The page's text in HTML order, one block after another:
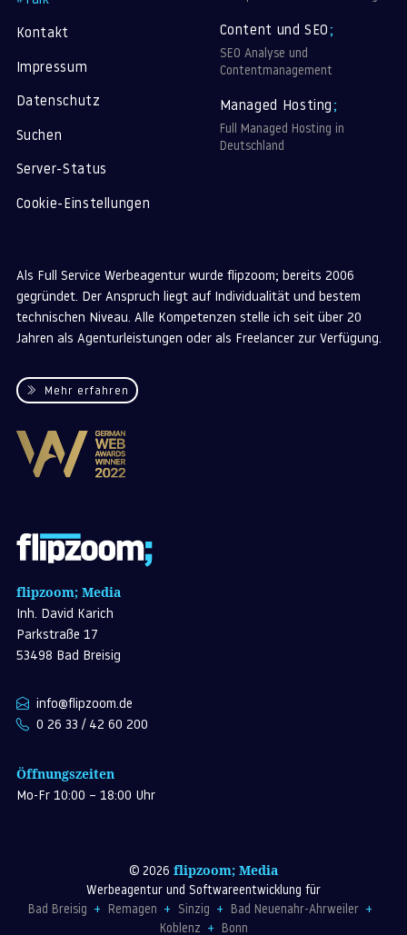
Als Full Service Werbeagentur wurde flipzoom; bereits 2006
gegründet. Der Anspruch liegt auf Individualität und bestem
technischen Niveau. Alle Kompetenzen stelle ich seit über 20
Jahren als Agenturleistungen oder als Freelancer zur Verfügung.
Mehr erfahren
Kontakt
Impressum
Datenschutz
Suchen
Server-Status
Cookie-Einstellungen
Content und SEO ;
SEO Analyse und
Contentmanagement
Managed Hosting ;
Full Managed Hosting in
Deutschland
flipzoom; Media
Inh. David Karich
Parkstraße 17
53498 Bad Breisig
info@flipzoom.de
0 26 33 / 42 60 200
Öffnungszeiten
Mo-Fr 10:00 – 18:00 Uhr
© 2026 flipzoom; Media
Werbeagentur und Softwareentwicklung für
Bad Breisig
Remagen Sinzig
Bad Neuenahr-Ahrweiler
Koblenz
Bonn